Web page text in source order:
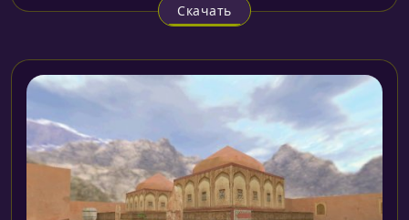
Скачать